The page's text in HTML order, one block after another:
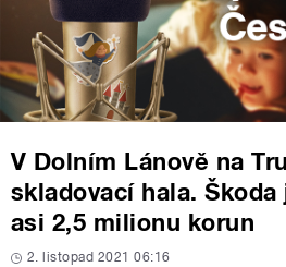
V Dolním Lánově na
skladovací hala. Škoda
asi 2,5 milionu korun
2. listopad 2021 06:16